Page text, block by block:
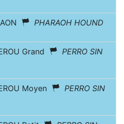
PHARAOH HOUND
Grand
PERRO SIN
Moyen
PERRO SIN